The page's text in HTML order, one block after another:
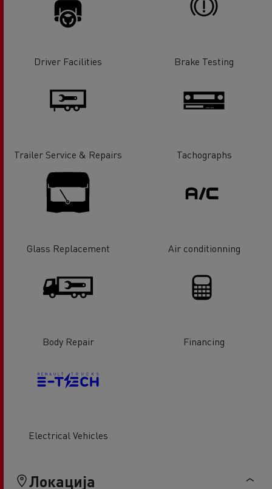
Driver Facilities Brake Testing
Trailer Service & Repairs Tachographs
Glass Replacement Air conditionning
Body Repair Financing
Electrical Vehicles
Локација